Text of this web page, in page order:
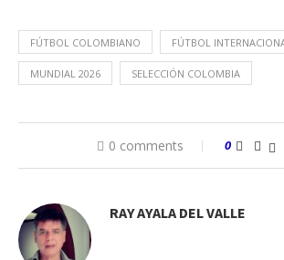
FÚTBOL COLOMBIANO FÚTBOL
MUNDIAL 2026 SELECCIÓN COLOMBIA
0 comments 0
RAY AYALA DEL VALLE